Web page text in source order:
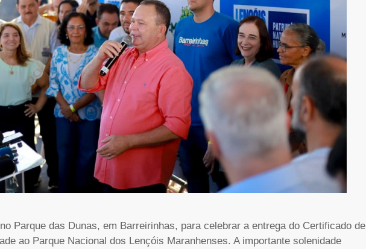
Parque das Dunas, em Barreirinhas, para celebrar a entrega do Certificado de
ao Parque Nacional dos Lençóis Maranhenses. A importante solenidade